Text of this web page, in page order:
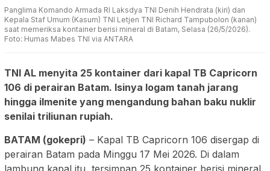
Panglima Komando Armada RI Laksdya TNI Denih Hendrata (kiri) dan
Kepala Staf Umum (Kasum) TNI Letjen TNI Richard Tampubolon (kanan)
saat memeriksa kontainer berisi mineral di Batam, Selasa (26/5/2026).
Foto: Humas Mabes TNI via ANTARA
TNI AL menyita 25 kontainer dari kapal TB Capricorn
106 di perairan Batam. Isinya logam tanah jarang
hingga ilmenite yang mengandung bahan baku nuklir
senilai triliunan rupiah.
BATAM (gokepri) – Kapal TB Capricorn 106 disergap di
perairan Batam pada Minggu 17 Mei 2026. Di dalam
lambung kapal itu, tersimpan 25 kontainer berisi mineral.